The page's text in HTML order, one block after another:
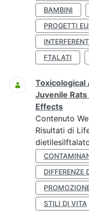
BAMBINI
PROGETTI
FTALATI
Toxicological
Juvenile
Effects
Contenuto
Risultati di
DIFFERENZE
STILI DI VITA